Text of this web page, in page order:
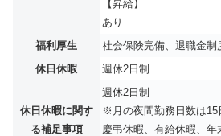
【昇給】
あり
福利厚生
社会保険完備、退職金
休日休暇
週休2日制
休日休暇に関す
る補足事項
週休2日制
※月の夜間勤務日数は15
慶弔休暇、有給休暇、